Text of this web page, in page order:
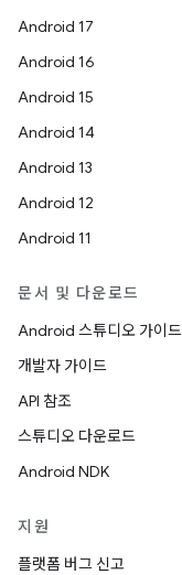
Android 17
Android 16
Android 15
Android 14
Android 13
Android 12
Android 11
문서 및 다운로드
Android 스튜디오 가이드
개발자 가이드
API 참조
스튜디오 다운로드
Android NDK
지원
플랫폼 버그 신고